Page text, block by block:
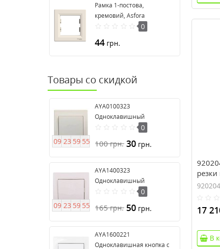
Рамка 1-постова,
кремовий, Asfora
0
44 грн.
Товары со скидкой
09 23 59 54
AYA0100323
Одноклавишный
выключатель серия Anya
0
100грн. 30 грн.
09 23 59 54
AYA1400323
Одноклавишный
выключатель 16А серия
0
165грн. 50 грн.
AYA1600221
Одноклавишная кнопка с
(300
17
В